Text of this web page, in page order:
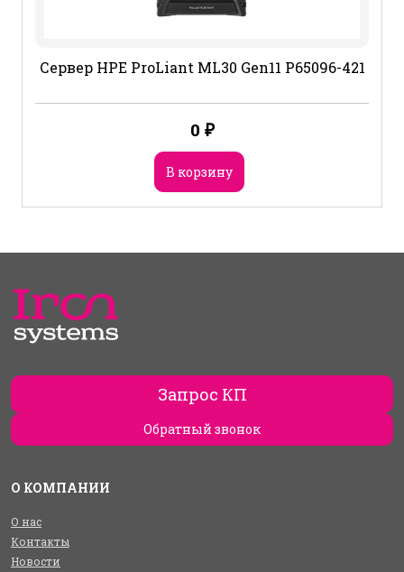
Сервер HPE ProLiant ML30 Gen11 P65096-421
0 ₽
В корзину
Запрос КП
Обратный звонок
О КОМПАНИИ
О нас
Контакты
Новости